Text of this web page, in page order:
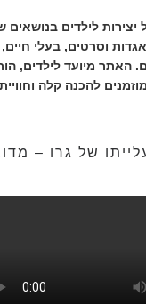
לילדים בנושאים
וסרטים, בעלי
האתר מיועד לילדים,
להכנה קלה